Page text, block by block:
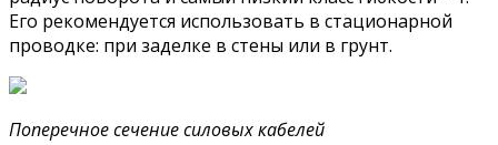
Его рекомендуется использовать в стационарной
проводке: при заделке в стены или в грунт.
Поперечное сечение силовых кабелей